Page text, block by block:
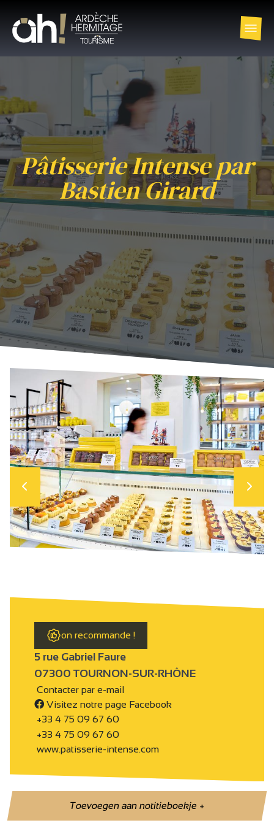
Pâtisserie Intense par
Bastien Girard
on recommande !
5 rue Gabriel Faure
07300 TOURNON-SUR-RHÔNE
Contacter par e-mail
Visitez notre page Facebook
+33 4 75 09 67 60
+33 4 75 09 67 60
www.patisserie-intense.com
Toevoegen aan notitieboekje+